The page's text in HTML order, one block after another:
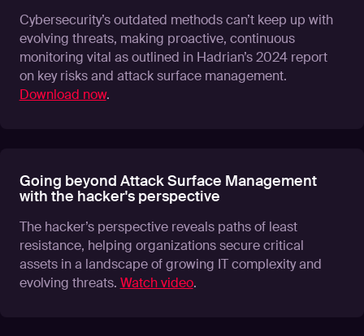
Cybersecurity’s outdated methods can’t keep up with
evolving threats, making proactive, continuous
monitoring vital as outlined in Hadrian’s 2024 report
on key risks and attack surface management.
Download now.
Going beyond Attack Surface Management
with the hacker's perspective
The hacker’s perspective reveals paths of least
resistance, helping organizations secure critical
assets in a landscape of growing IT complexity and
evolving threats. Watch video.